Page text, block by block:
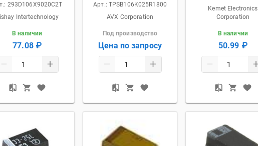
293D106X9020C2T
Intertechnology
В наличии
77.08 ₽
Арт.: TPSB106K025R1800
AVX Corporation
Под производство
Цена по запросу
Kemet Electronics
Corporation
В наличии
50.99 ₽